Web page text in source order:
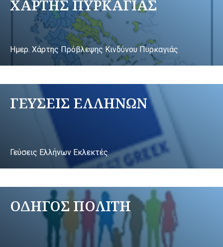
ΧΑΡΤΗΣ ΠΥΡΚΑΓΙΑΣ
Ημερ. Χάρτης Πρόβλεψης Κινδύνου Πυρκαγιάς
ΓΕΥΣΕΙΣ ΕΛΛΗΝΩΝ
Γεύσεις Ελλήνων Εκλεκτές
ΟΔΗΓΟΣ ΠΟΛΙΤΗ